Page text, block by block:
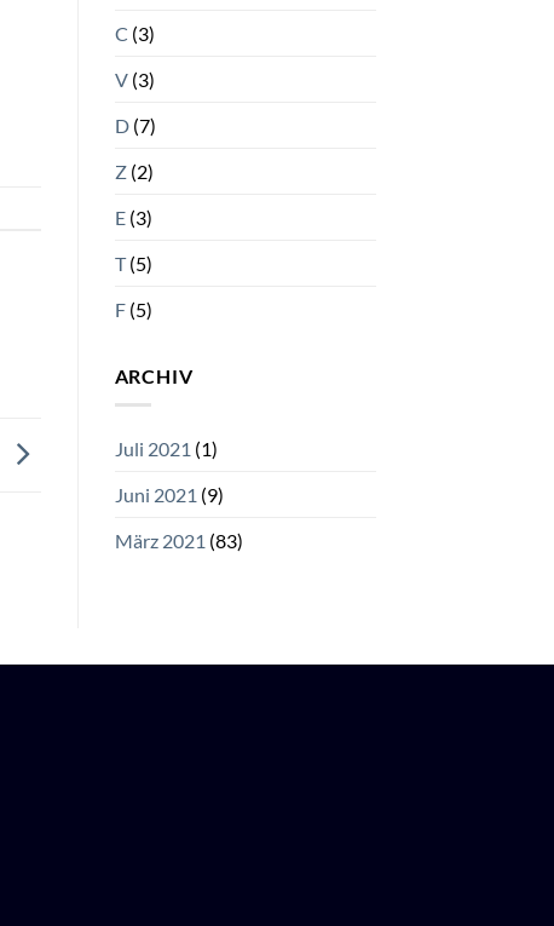
C (3)
V(3)
D(7)
Z(2)
E(3)
T(5)
F(5)
ARCHIV
Juli 2021 (1)
Juni 2021 (9)
März 2021 (83)